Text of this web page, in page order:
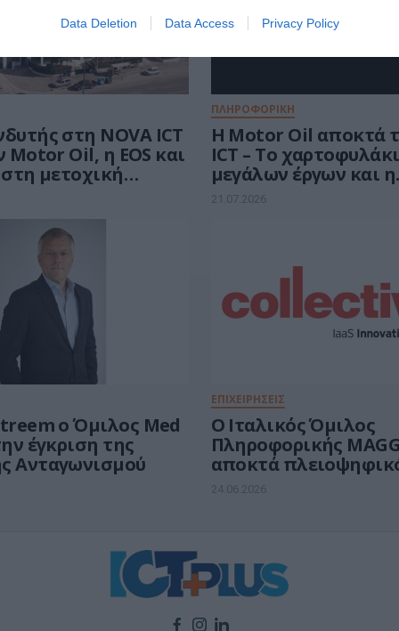
Data Deletion Data Access Privacy Policy
στη NOVA ICT
Motor Oil, η EOS και
μετοχική
ΠΛΗΡΟΦΟΡΙΚΗ
Η Motor Oil αποκτά
ICT – Το
μεγάλων έργων και η
αποτίμηση των 120
21.07.2026
ο Όμιλος Med
έγκριση της
Ανταγωνισμού
ΕΠΙΧΕΙΡΗΣΕΙΣ
O Ιταλικός Όμιλος
Πληροφορικής
αποκτά
μετοχών της
24.06.2026